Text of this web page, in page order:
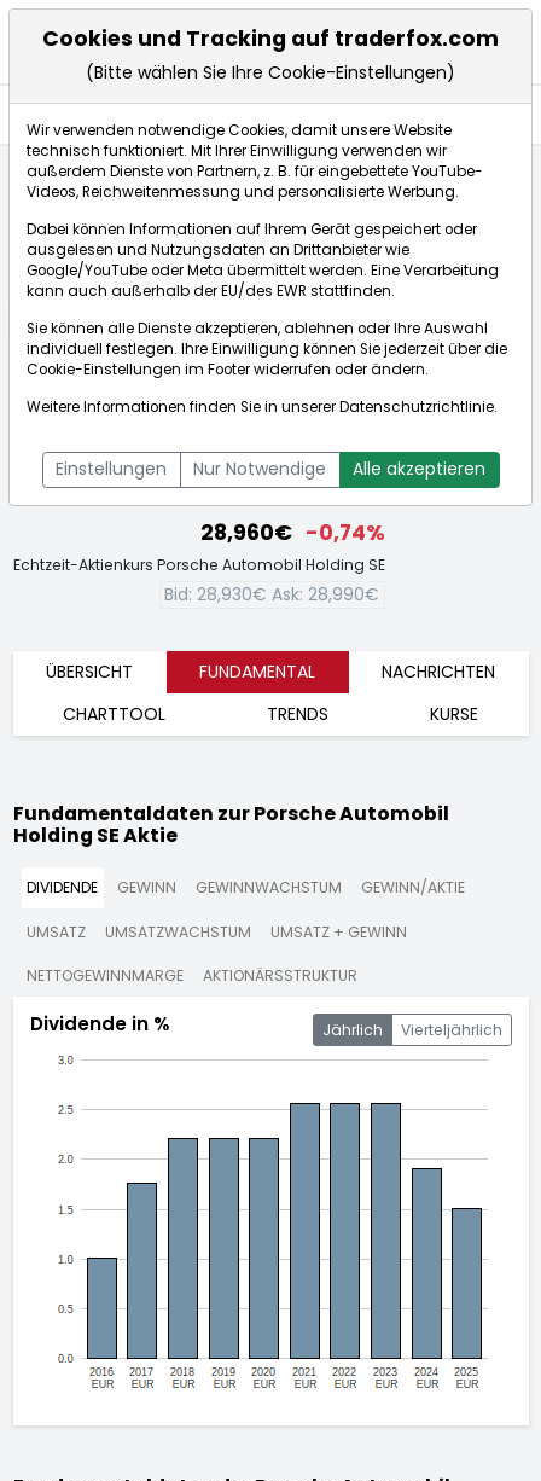
Fundamentaldaten
Börse:
Porsche Automobil Holding SE
[WKN: PAH003 | ISIN: DE000PAH0038]
Aktienkurse
28,960€ -0,74%
Echtzeit-Aktienkurs Porsche Automobil Holding SE
Bid: 28,930€ Ask: 28,990€
ÜBERSICHT FUNDAMENTAL
NACHRICHTEN
CHARTTOOL
TRENDS KURSE
Fundamentaldaten zur Porsche Automobil
Holding SE Aktie
DIVIDENDE GEWINN GEWINNWACHSTUM GEWINN/AKTIE
UMSATZ UMSATZWACHSTUM UMSATZ + GEWINN
NETTOGEWINNMARGE AKTIONÄRSSTRUKTUR
Dividende in % Jährlich Vierteljährlich
Cookies und Tracking auf traderfox.com
(Bitte wählen Sie Ihre Cookie-Einstellungen)
Wir verwenden notwendige Cookies, damit unsere Website
technisch funktioniert. Mit Ihrer Einwilligung verwenden wir
außerdem Dienste von Partnern, z. B. für eingebettete YouTube-
Videos, Reichweitenmessung und personalisierte Werbung.
Dabei können Informationen auf Ihrem Gerät gespeichert oder
ausgelesen und Nutzungsdaten an Drittanbieter wie
Google/YouTube oder Meta übermittelt werden. Eine Verarbeitung
kann auch außerhalb der EU/des EWR stattfinden.
Sie können alle Dienste akzeptieren, ablehnen oder Ihre Auswahl
individuell festlegen. Ihre Einwilligung können Sie jederzeit über die
Cookie-Einstellungen im Footer widerrufen oder ändern.
Weitere Informationen finden Sie in unsererDatenschutzrichtlinie.
Einstellungen Nur Notwendige Alle akzeptieren